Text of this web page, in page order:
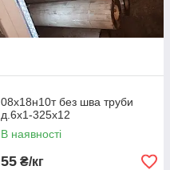
08х18н10т без шва труби
д.6х1-325х12
В наявності
55 ₴/кг